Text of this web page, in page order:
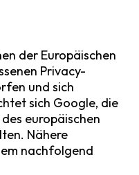
der Europäischen
Privacy-
und sich
sich Google, die
europäischen
Nähere
nachfolgend